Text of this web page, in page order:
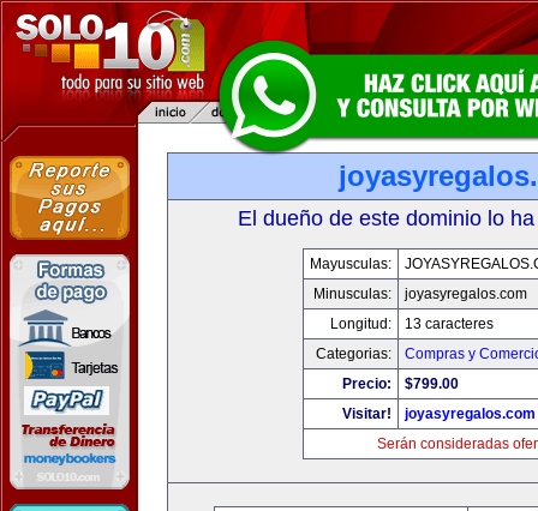
El dueño de este dominio lo
Mayusculas:
Minusculas:
joyasyregalos.com
Longitud:
13 caracteres
Categorias:
Compras y
Precio:
$799.00
Visitar!
joyasyregalos.com
Serán consideradas